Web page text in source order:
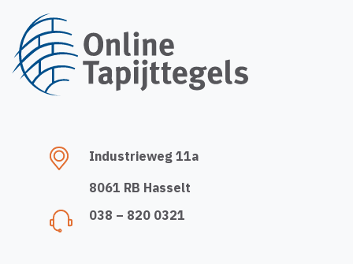
Industrieweg 11a
8061 RB Hasselt
038 – 820 0321